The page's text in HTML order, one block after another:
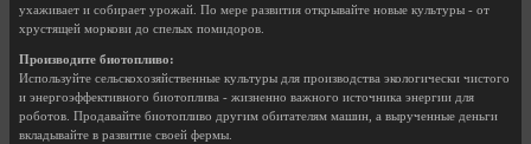
ухаживает и собирает урожай. По мере развития открывайте новые культуры - от
хрустящей моркови до спелых помидоров.
Производите биотопливо:
Используйте сельскохозяйственные культуры для производства экологически чистого
и энергоэффективного биотоплива - жизненно важного источника энергии для
роботов. Продавайте биотопливо другим обитателям машин, а вырученные деньги
вкладывайте в развитие своей фермы.